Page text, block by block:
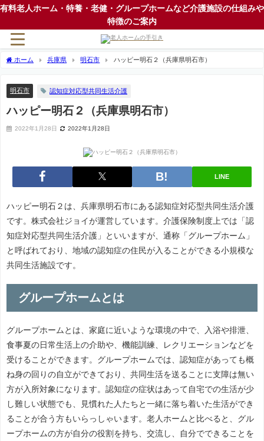
有料老人ホーム・特養・老健・グループホームなど介護施設の仕組みや
特徴のご案内
ホーム 兵庫県 明石市 ハッピー明石２（兵庫県明石市）
明石市 認知症対応型共同生活介護
ハッピー明石２（兵庫県明石市）
2022年1月28日 2022年1月28日
LINE
ハッピー明石２は、兵庫県明石市にある認知症対応型共同生活介護
です。株式会社ジョイが運営しています。介護保険制度上では「認
知症対応型共同生活介護」といいますが、通称「グループホーム」
と呼ばれており、地域の認知症の住民が入ることができる小規模な
共同生活施設です。
グループホームとは
グループホームとは、家庭に近いような環境の中で、入浴や排泄、
食事夏の日常生活上の介助や、機能訓練、レクリエーションなどを
受けることができます。グループホームでは、認知症があっても概
ね身の回りの自立ができており、共同生活を送ることに支障は無い
方が入所対象になります。認知症の症状はあって自宅での生活が少
し難しい状態でも、見慣れた人たちと一緒に落ち着いた生活ができ
ることが合う方もいらっしゃいます。老人ホームと比べると、グル
ープホームの方が自分の役割を持ち、交流し、自分でできることを